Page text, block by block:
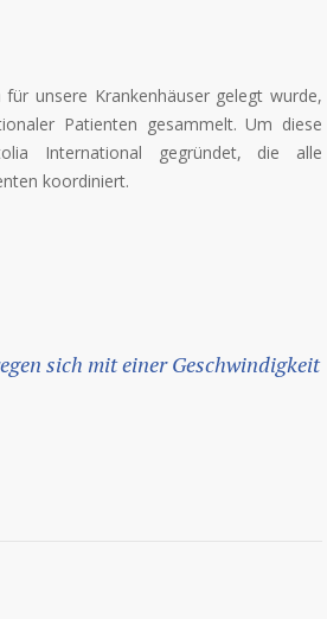
unsere Krankenhäuser gelegt wurde,
Patienten gesammelt. Um diese
International gegründet, die alle
koordiniert.
sich mit einer Geschwindigkeit